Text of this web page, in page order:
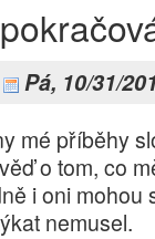
Pá, 10/31/
mé příběhy
o tom, co
i oni mohou
nemusel.